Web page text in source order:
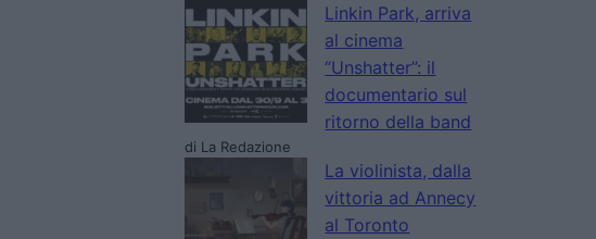
Linkin Park, arriva
al cinema
“Unshatter”: il
documentario sul
ritorno della band
di La Redazione
La violinista, dalla
vittoria ad Annecy
al Toronto